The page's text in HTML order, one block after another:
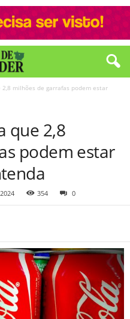
2,8 milhões de garrafas podem estar
que 2,8
podem estar
354 0